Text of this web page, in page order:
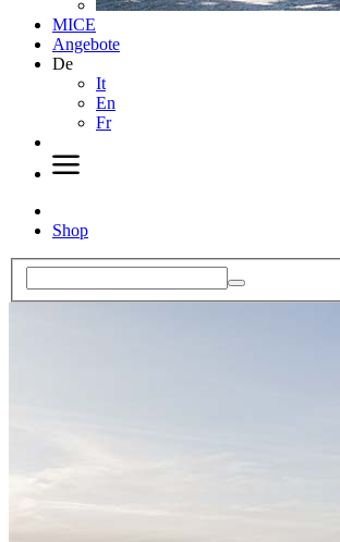
MICE
Angebote
De
It
En
Fr
Shop